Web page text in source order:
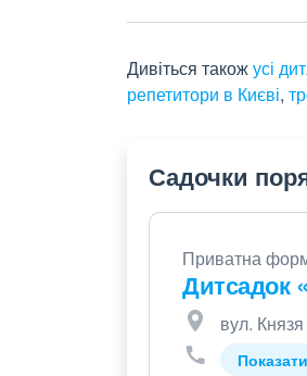
Дивіться такожусі
репетитори в Києві,
Садочки
Приватна
Дитсадок
вул.